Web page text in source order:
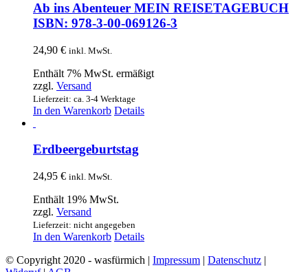
Ab ins Abenteuer MEIN REISETAGEBUCH
ISBN: 978-3-00-069126-3
24,90 € inkl. MwSt.
Enthält 7% MwSt. ermäßigt
zzgl. Versand
Lieferzeit: ca. 3-4 Werktage
In den Warenkorb Details
Erdbeergeburtstag
24,95 € inkl. MwSt.
Enthält 19% MwSt.
zzgl. Versand
Lieferzeit: nicht angegeben
In den Warenkorb Details
© Copyright 2020 - wasfürmich | Impressum | Datenschutz |